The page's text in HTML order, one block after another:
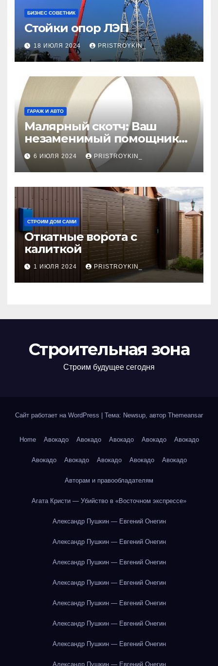
БИЗНЕС СОВЕТНИК
Стойки опор ЛЭП
18 ИЮЛЯ 2024 PRISTROYKIN_
ГАРАЖ И АВТО
Малярный скотч: Ваш
незаменимый помощник
при ремонтных работах
6 ИЮЛЯ 2024 PRISTROYKIN_
СТРОИМ ДОМ САМИ
Откатные ворота с
калиткой
1 ИЮЛЯ 2024 PRISTROYKIN_
Строительная зона
Строим будущее сегодня
Сайт работает на WordPress Тема: Newsup, автор Themeansar
Home Авокадо Авокадо Авокадо Авокадо Авокадо
Авокадо Авокадо Авокадо Авокадо Авокадо
Авторам и правообладателям
Агата Кристи — Убийство в «Восточном экспрессе»
Александр Пушкин — Евгений Онегин
Александр Пушкин — Евгений Онегин
Александр Пушкин — Евгений Онегин
Александр Пушкин — Евгений Онегин
Александр Пушкин — Евгений Онегин
Александр Пушкин — Евгений Онегин
Александр Пушкин — Евгений Онегин
Александр Пушкин — Евгений Онегин